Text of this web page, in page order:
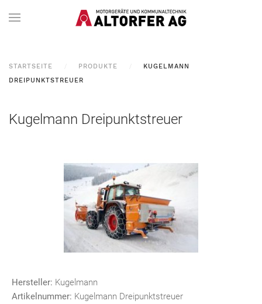
STARTSEITE PRODUKTE
KUGELMANN
DREIPUNKTSTREUER
Kugelmann Dreipunktstreuer
Hersteller: Kugelmann
Artikelnummer: Kugelmann Dreipunktstreuer